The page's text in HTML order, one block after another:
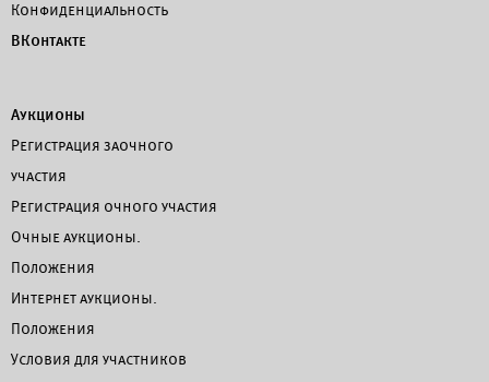
Конфиденциальность
ВКонтакте
Аукционы
Регистрация заочного
участия
Регистрация очного участия
Очные аукционы.
Положения
Интернет аукционы.
Положения
Условия для участников